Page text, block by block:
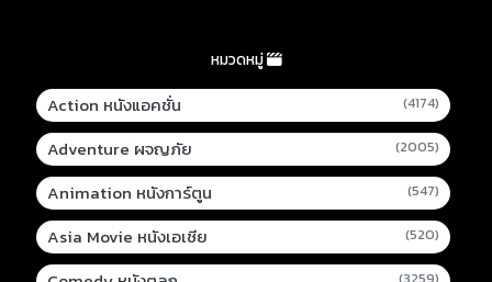
หมวดหมู่
Action หนังแอคชั่น (4174)
Adventure ผจญภัย (2005)
Animation หนังการ์ตูน (547)
Asia Movie หนังเอเชีย (520)